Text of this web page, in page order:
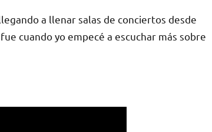
a llenar salas de conciertos desde
cuando yo empecé a escuchar más sobre